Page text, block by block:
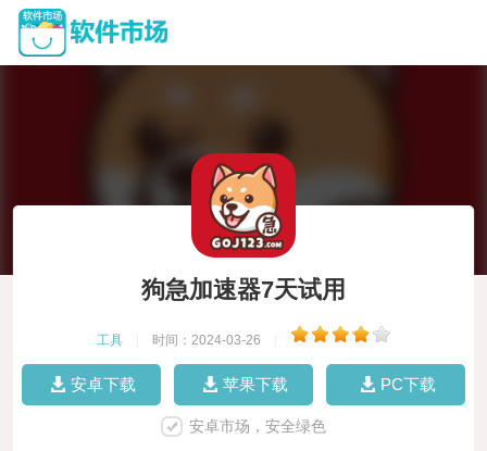
狗急加速器7天试用
工具 时间：2024-03-26
安卓下载 苹果下载 PC下载
安卓市场，安全绿色